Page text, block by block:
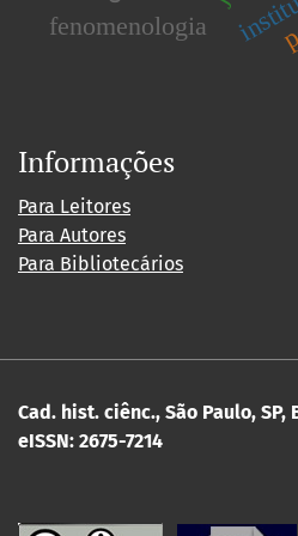
fenomenologia
Informações
Para Leitores
Para Autores
Para Bibliotecários
Cad. hist. ciênc., São Paulo, SP,
eISSN: 2675-7214